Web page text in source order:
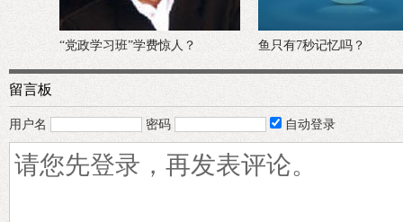
鱼只有7秒记忆吗？ “轮流发生性关系”不实
留言板
用户名 密码 自动登录